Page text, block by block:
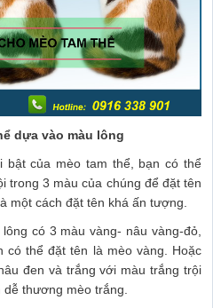
dựa vào màu lông
bật của mèo tam thể, bạn có thể
trong 3 màu của chúng để đặt tên
một cách đặt tên khá ấn tượng.
có 3 màu vàng- nâu vàng-đỏ,
có thể đặt tên là mèo vàng. Hoặc
đen và trắng với màu trắng trội
thương mèo trắng.